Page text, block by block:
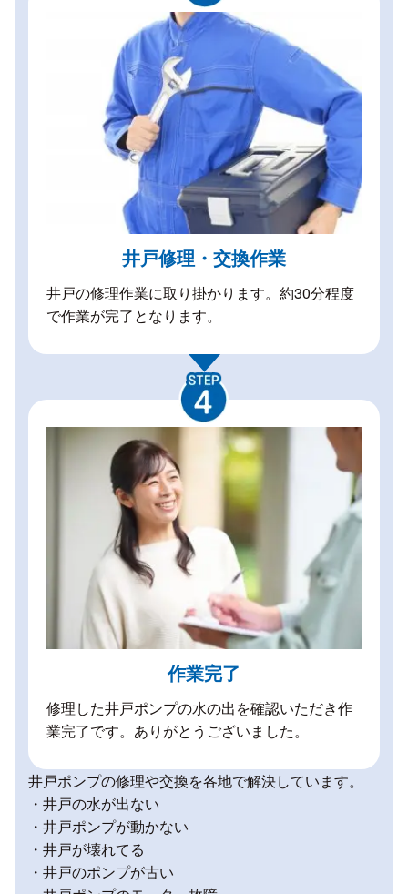
井戸修理・交換作業
井戸の修理作業に取り掛かります。約30分程度
で作業が完了となります。
作業完了
修理した井戸ポンプの水の出を確認いただき作
業完了です。ありがとうございました。
井戸ポンプの修理や交換を各地で解決しています。
・井戸の水が出ない
・井戸ポンプが動かない
・井戸が壊れてる
・井戸のポンプが古い